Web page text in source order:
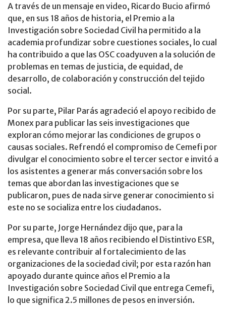
A través de un mensaje en video, Ricardo Bucio afirmó
que, en sus 18 años de historia, el Premio a la
Investigación sobre Sociedad Civil ha permitido a la
academia profundizar sobre cuestiones sociales, lo cual
ha contribuido a que las OSC coadyuven a la solución de
problemas en temas de justicia, de equidad, de
desarrollo, de colaboración y construcción del tejido
social.
Por su parte, Pilar Parás agradeció el apoyo recibido de
Monex para publicar las seis investigaciones que
exploran cómo mejorar las condiciones de grupos o
causas sociales. Refrendó el compromiso de Cemefi por
divulgar el conocimiento sobre el tercer sector e invitó a
los asistentes a generar más conversación sobre los
temas que abordan las investigaciones que se
publicaron, pues de nada sirve generar conocimiento si
este no se socializa entre los ciudadanos.
Por su parte, Jorge Hernández dijo que, para la
empresa, que lleva 18 años recibiendo el Distintivo ESR,
es relevante contribuir al fortalecimiento de las
organizaciones de la sociedad civil; por esta razón han
apoyado durante quince años el Premio a la
Investigación sobre Sociedad Civil que entrega Cemefi,
lo que significa 2.5 millones de pesos en inversión.